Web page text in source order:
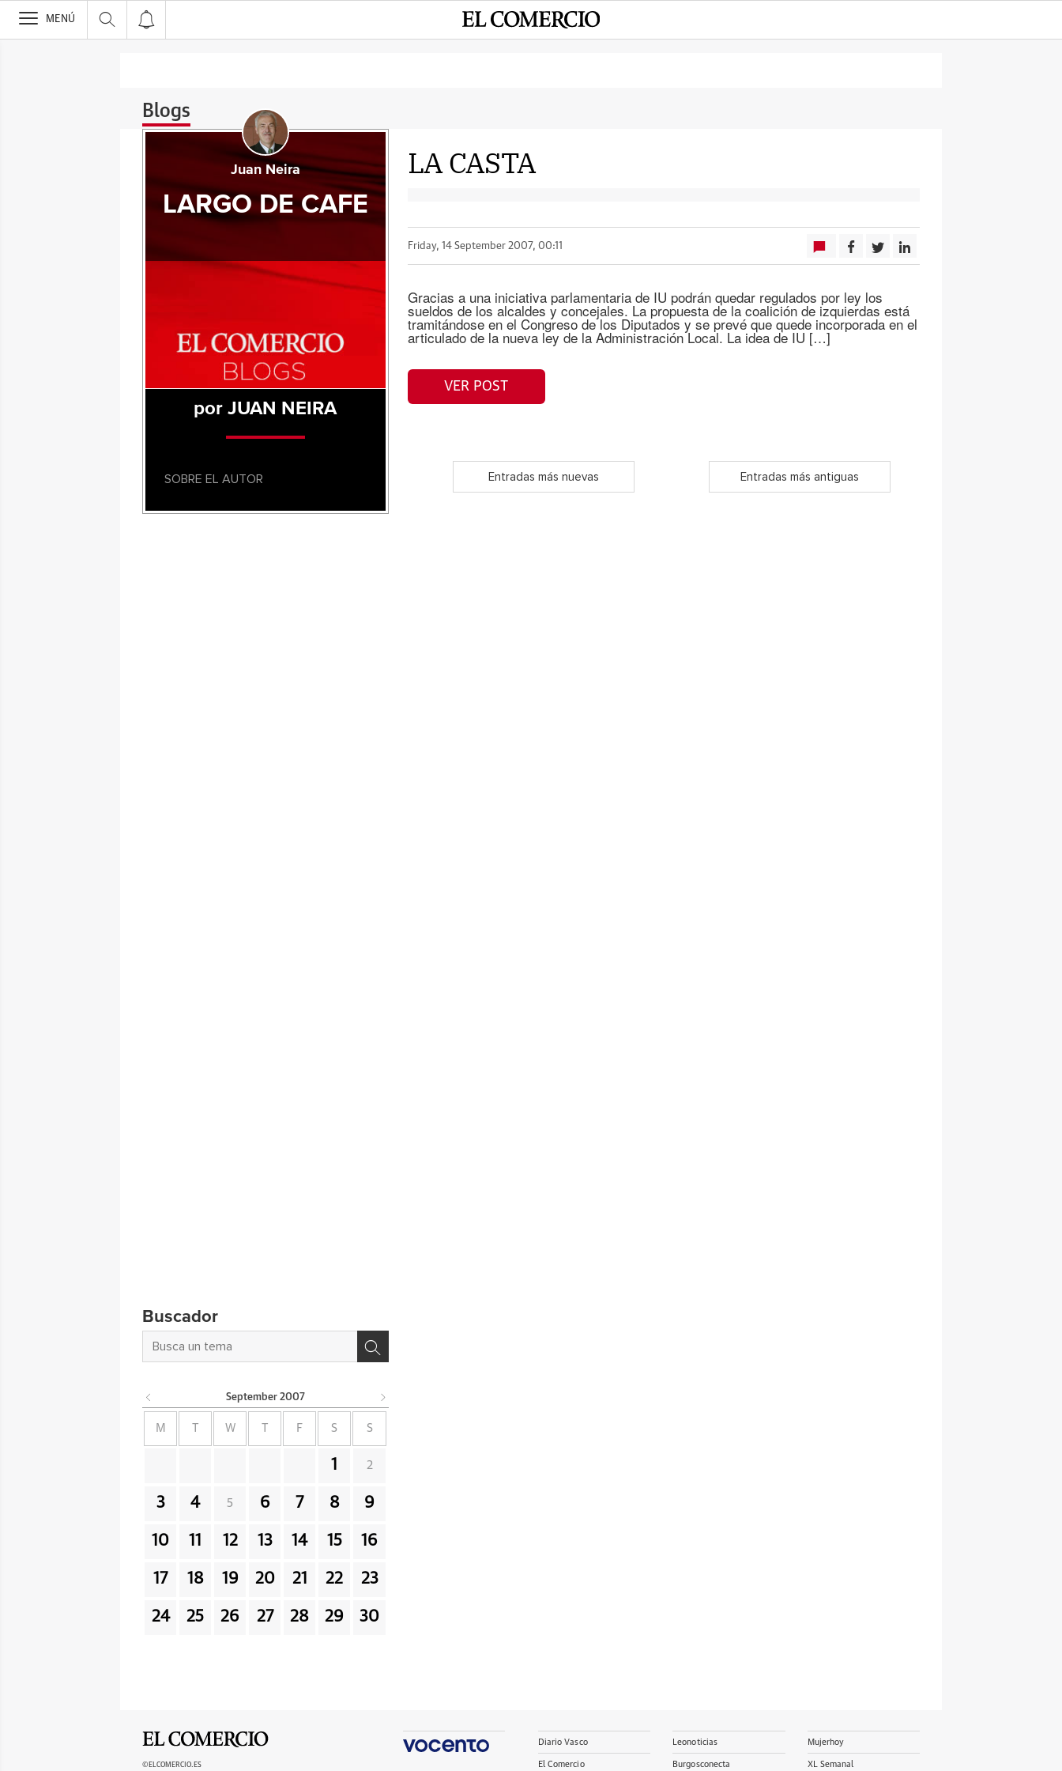
>
MENÚ
Blogs
LA CASTA
Friday, 14 September 2007, 00:11
Gracias a una iniciativa parlamentaria de IU podrán quedar regulados por ley los
sueldos de los alcaldes y concejales. La propuesta de la coalición de izquierdas está
tramitándose en el Congreso de los Diputados y se prevé que quede incorporada en el
articulado de la nueva ley de la Administración Local. La idea de IU […]
VER POST
Entradas más nuevas Entradas más antiguas
Juan Neira
LARGO DE CAFE
por JUAN NEIRA
SOBRE EL AUTOR
Buscador
September 2007
M W F S S
1 2
3 4 5 6 7 8 9
10 11 12 13 14 15 16
17 18 19 20 21 22 23
24 25 26 27 28 29 30
©ELCOMERCIO.ES
Diario Vasco
El Comercio
Leonoticias
Burgosconecta
Mujerhoy
XL Semanal